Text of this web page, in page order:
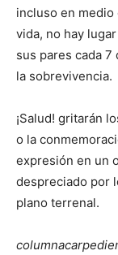
incluso en medio
vida, no hay
sus pares cada
la sobrevivencia.
¡Salud! gritarán
o la
expresión en un
despreciado por
plano terrenal.